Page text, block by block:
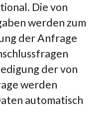
Die von
werden zum
der Anfrage
der von
werden
automatisch